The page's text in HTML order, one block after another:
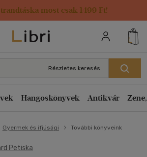
most csak 1499 Ft!
Kártya adatai
Részletes keresés
Hangoskönyvek Antikvár
Gyermek és ifjúsági További könyveink
Petiska